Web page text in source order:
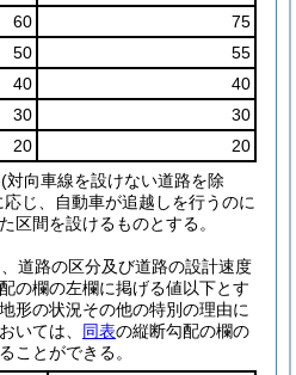
60
75
50
55
40
40
30
30
20
20
(対向車線を設けない道路を除
じ、自動車が追越しを行うのに
区間を設けるものとする。
道路の区分及び道路の設計速度
の欄の左欄に掲げる値以下とす
形の状況その他の特別の理由に
いては、 同表の縦断勾配の欄の
ことができる。